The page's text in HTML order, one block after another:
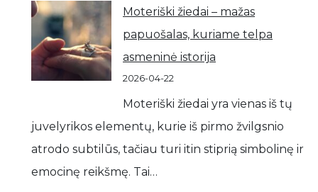
Moteriški žiedai – mažas
papuošalas, kuriame telpa
asmeninė istorija
2026-04-22
Moteriški žiedai yra vienas iš tų
juvelyrikos elementų, kurie iš pirmo žvilgsnio
atrodo subtilūs, tačiau turi itin stiprią simbolinę ir
emocinę reikšmę. Tai…